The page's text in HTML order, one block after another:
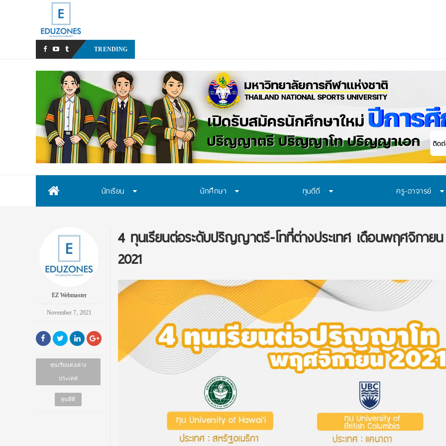
TRENDING
นักเรียน นักศึกษา ทุนดีดี ครู-อาจารย์
EZ Webmaster
November 7, 2021
ทุนเรียนต่อต่าง
ประเทศ
ทุนดีดี
4 ทุนเรียนต่อระดับปริญญาตรี-โทที่ต่างประเทศ เดือนพฤศจิกาย
2021